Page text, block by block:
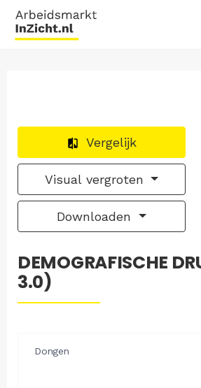
Vergelijk
Visual vergroten
Downloaden
DEMOGRAFISCHE
3.0)